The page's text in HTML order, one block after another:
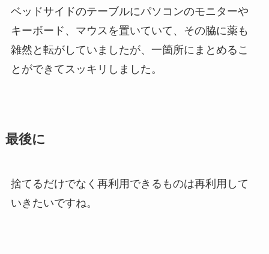
ベッドサイドのテーブルにパソコンのモニターや
キーボード、マウスを置いていて、その脇に薬も
雑然と転がしていましたが、一箇所にまとめるこ
とができてスッキリしました。
最後に
捨てるだけでなく再利用できるものは再利用して
いきたいですね。